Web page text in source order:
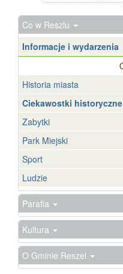
Co w Reszlu
Informacje i wydarzenia
Historia miasta
Ciekawostki historyczne
Zabytki
Park Miejski
Sport
Ludzie
Parafia
Kultura
O Gminie Reszel